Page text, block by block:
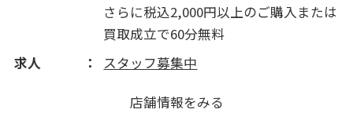
さらに税込2,000円以上のご購入または
買取成立で60分無料
求人
スタッフ募集中
店舗情報をみる